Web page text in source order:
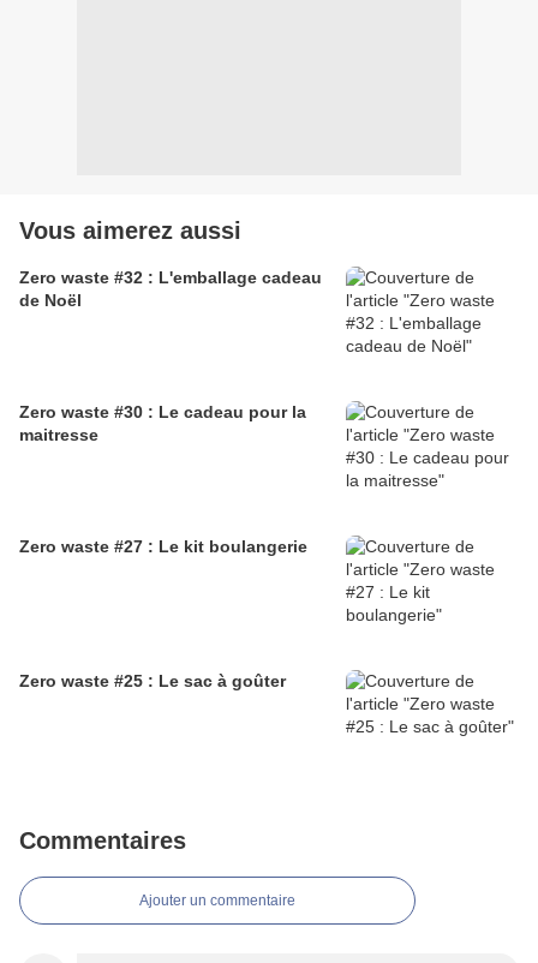
Vous aimerez aussi
Zero waste #32 : L'emballage cadeau
de Noël
Zero waste #30 : Le cadeau pour la
maitresse
Zero waste #27 : Le kit boulangerie
Zero waste #25 : Le sac à goûter
Commentaires
Ajouter un commentaire